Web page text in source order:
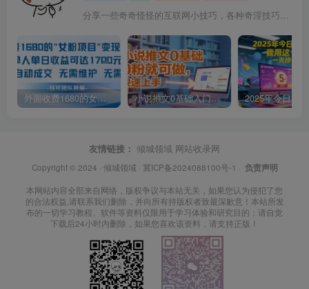
外面收费1680的女粉项目变现，单人单日收益可达1.7k，全自动成交无需维护 小说推文0基础入门教程，0粉就可做，快速上手
友情链接： 倾城领域 网站收录网
Copyright © 2024 · 倾城领域 · 冀ICP备2024088100号-1 · 负责声明
本网站内容全部来自网络，版权争议与本站无关，如果您认为侵犯了您
的合法权益,请联系我们删除，并向所有持版权者致最深歉意！本站所发
布的一切学习教程、软件等资料仅限用于学习体验和研究目的；请自觉
下载后24小时内删除，如果您喜欢该资料，请支持正版！